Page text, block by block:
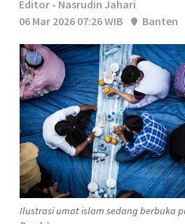
Editor - Nasrudin Jahari
06 Mar 2026 07:26 WIB
Banten
Ilustrasi umat islam sedang berbuka